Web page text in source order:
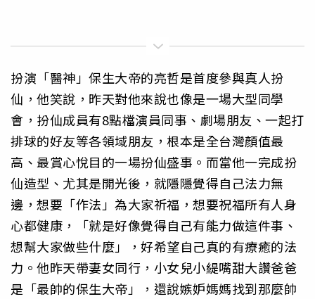
扮演「醫神」保生大帝的亮哲是首度參與真人扮
仙，他笑說，昨天對他來說也像是一場大型同學
會，扮仙成員有8點檔演員同事、劇場朋友、一起打
排球的好友等各領域朋友，根本是全台灣顏值最
高、最賞心悅目的一場扮仙盛事。而當他一完成扮
仙造型、尤其是開光後，就隱隱覺得自己法力無
邊，想要「作法」為大家祈福，想要祝福所有人身
心都健康，「就是好像覺得自己有能力做這件事、
想幫大家做些什麼」，好希望自己真的有療癒的法
力。他昨天帶妻女同行，小女兒小緹嘴甜大讚爸爸
是「最帥的保生大帝」，還說嫉妒媽媽找到那麼帥